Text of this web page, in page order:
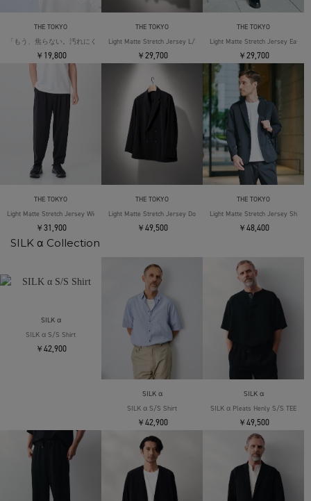
THE TOKYO
「もう、焦らない。汚れにくい」SOLOTEX Jersey S/S T-Shirts
￥19,800
THE TOKYO
Light Matte Stretch Jersey L/S Shirt
￥29,700
THE TOKYO
Light Matte Stretch Jersey Easy
￥29,700
THE TOKYO
Light Matte Stretch Jersey Wide Tapered Pants
￥31,900
THE TOKYO
Light Matte Stretch Jersey Double Jacket
￥49,500
THE TOKYO
Light Matte Stretch Jersey Shape
￥48,400
SILK α Collection
SILK α
SILK α S/S Shirt
￥42,900
SILK α
SILK α S/S Shirt
￥42,900
SILK α
SILK α Pleats Henly S/S TEE
￥49,500